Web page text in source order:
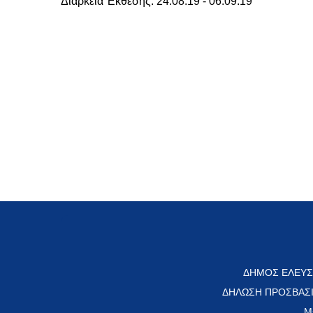
ΔΗΜΟΣ
ΔΗΛΩΣΗ